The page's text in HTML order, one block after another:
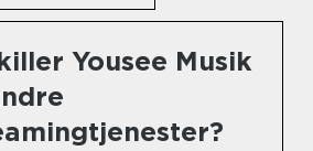
Yousee Musik